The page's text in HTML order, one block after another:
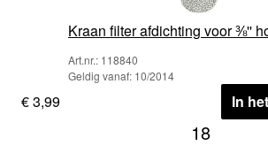
Kraan filter afdichting voor ⅜''
Art.nr.: 118840
Geldig vanaf: 10/2014
€ 3,99 In
18